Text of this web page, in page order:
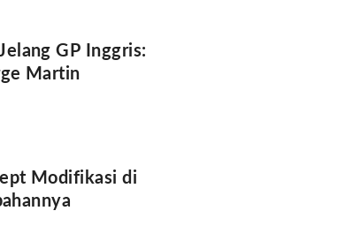
GP Inggris:
Martin
Modifikasi di